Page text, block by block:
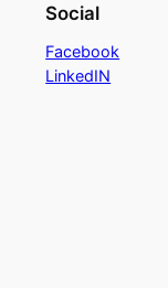
Social
Facebook
LinkedIN